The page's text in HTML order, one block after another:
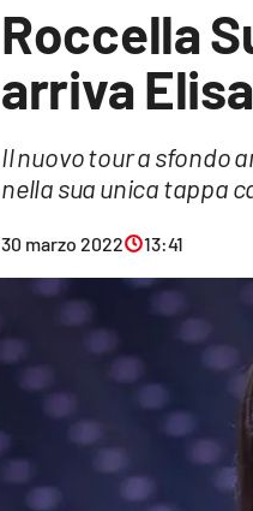
Roccella
arriva Elisa
Il nuovo tour a sfondo
nella sua unica tappa
30 marzo 2022 13:41